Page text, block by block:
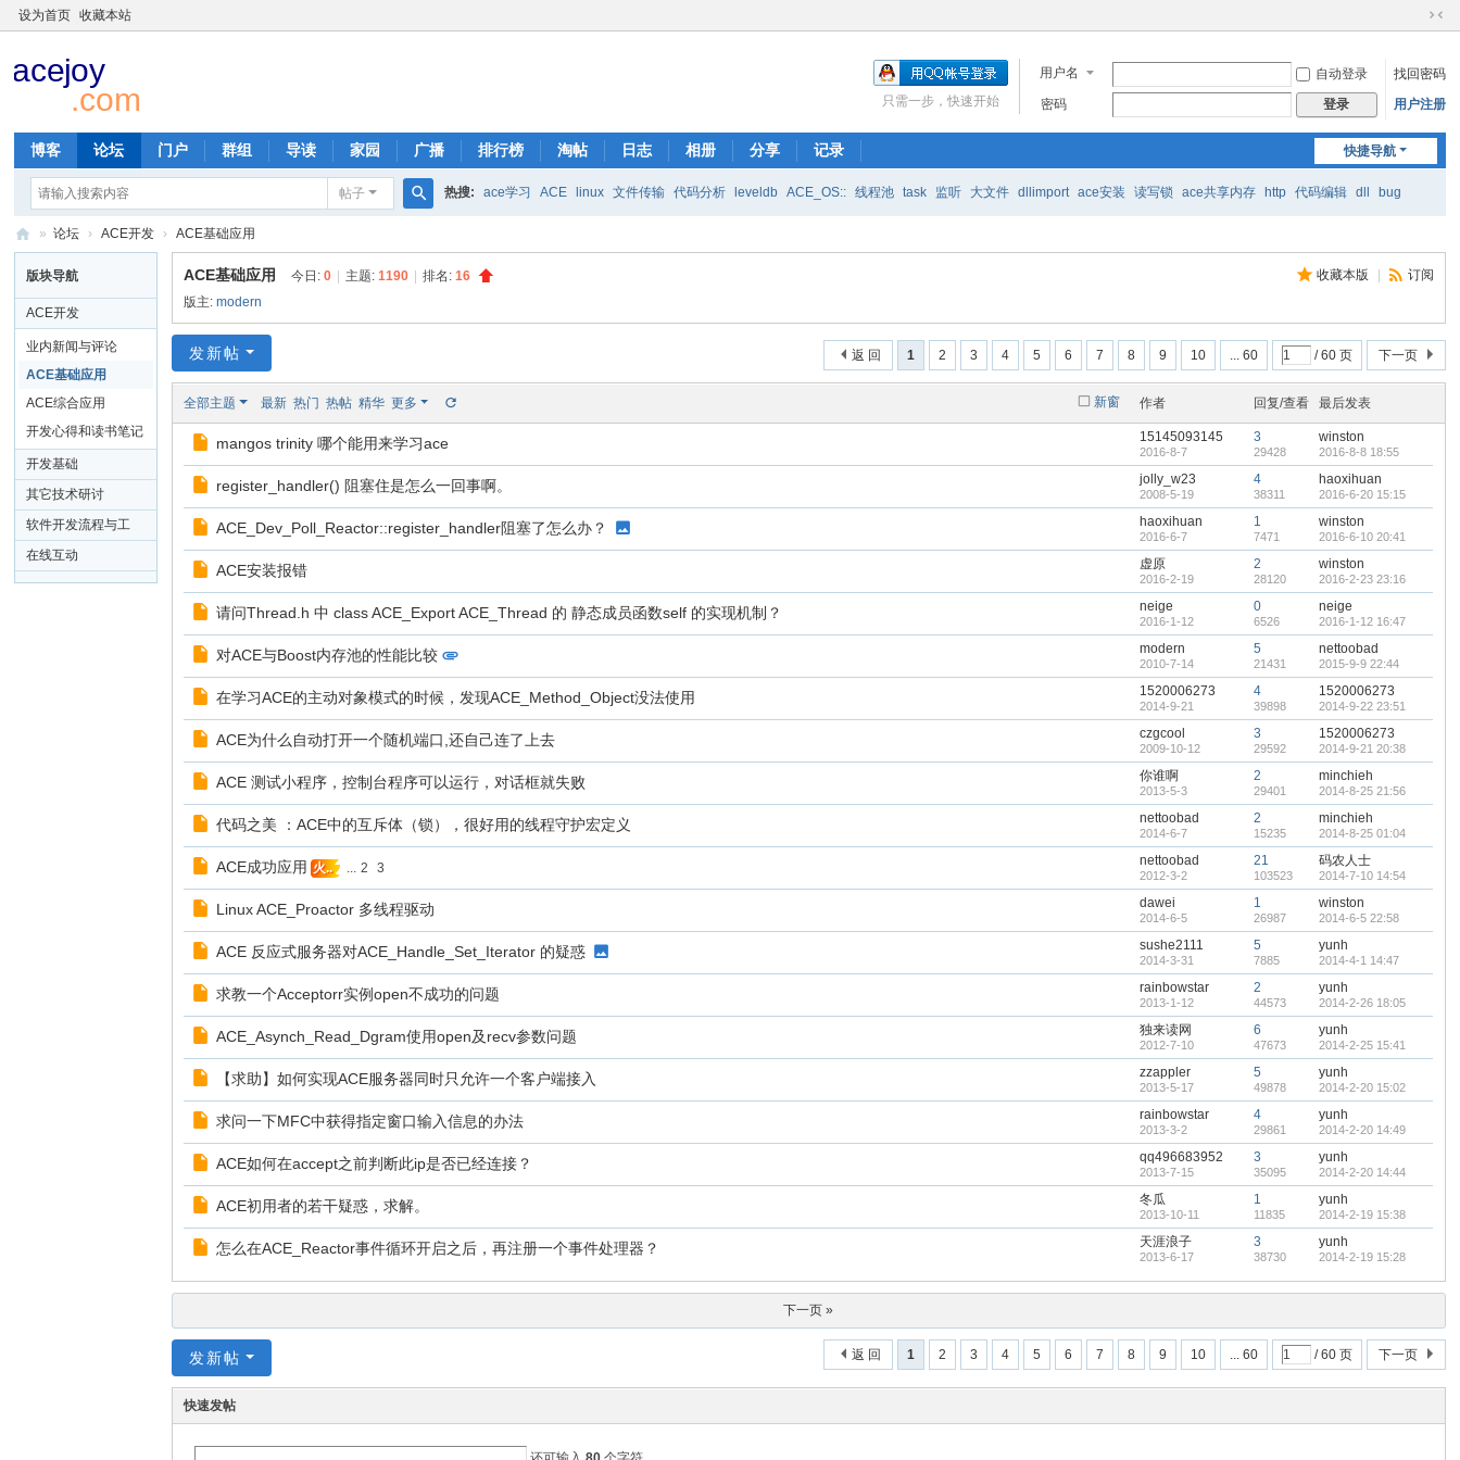
设为首页 收藏本站
切
到
窄
版
用户名 自动登录
找回密码
密码
登录 用户注册
只需一步，快速开始
快捷导航
博客 论坛 门户 群组 导读 家园 广播 排行榜 淘帖 日志 相册 分享 记录
帖子
索
热搜: ace学习 ACE linux 文件传输 代码分析 leveldb ACE_OS:: 线程池 task 监听 大文件 dllimport ace安装 读写锁 ace共享内存 http 代码编辑 dll bug
C
E
el
op
er
» 论坛 › ACE开发 › ACE基础应用
版块导航
ACE开发
业内新闻与评论
ACE基础应用
ACE综合应用
开发心得和读书笔记
开发基础
其它技术研讨
软件开发流程与工
具
在线互动
收藏本版 订阅
ACE基础应用 今日:0 主题:1190 排名:16
版主:modern
1 2 3 4 5 6 7 8 9 10 ... 60 / 60 页 下一页
返 回
发新帖
新窗
全部主题 最新 热门 热帖 精华 更多 作者 回复/查看 最后发表
mangos trinity 哪个能用来学习ace 15145093145
2016-8-7
3
29428
winston
2016-8-8 18:55
register_handler() 阻塞住是怎么一回事啊。 jolly_w23
2008-5-19
4
38311
haoxihuan
2016-6-20 15:15
ACE_Dev_Poll_Reactor::register_handler阻塞了怎么办？ haoxihuan
2016-6-7
1
7471
winston
2016-6-10 20:41
ACE安装报错 虚原
2016-2-19
2
28120
winston
2016-2-23 23:16
请问Thread.h 中 class ACE_Export ACE_Thread 的 静态成员函数self 的实现机制？ neige
2016-1-12
0
6526
neige
2016-1-12 16:47
对ACE与Boost内存池的性能比较 modern
2010-7-14
5
21431
nettoobad
2015-9-9 22:44
在学习ACE的主动对象模式的时候，发现ACE_Method_Object没法使用 1520006273
2014-9-21
4
39898
1520006273
2014-9-22 23:51
ACE为什么自动打开一个随机端口,还自己连了上去 czgcool
2009-10-12
3
29592
1520006273
2014-9-21 20:38
ACE 测试小程序，控制台程序可以运行，对话框就失败 你谁啊
2013-5-3
2
29401
minchieh
2014-8-25 21:56
代码之美 ：ACE中的互斥体（锁），很好用的线程守护宏定义 nettoobad
2014-6-7
2
15235
minchieh
2014-8-25 01:04
ACE成功应用 火.. ... 2 3 nettoobad
2012-3-2
21
103523
码农人士
2014-7-10 14:54
Linux ACE_Proactor 多线程驱动 dawei
2014-6-5
1
26987
winston
2014-6-5 22:58
ACE 反应式服务器对ACE_Handle_Set_Iterator 的疑惑 sushe2111
2014-3-31
5
7885
yunh
2014-4-1 14:47
求教一个Acceptorr实例open不成功的问题 rainbowstar
2013-1-12
2
44573
yunh
2014-2-26 18:05
ACE_Asynch_Read_Dgram使用open及recv参数问题 独来读网
2012-7-10
6
47673
yunh
2014-2-25 15:41
【求助】如何实现ACE服务器同时只允许一个客户端接入 zzappler
2013-5-17
5
49878
yunh
2014-2-20 15:02
求问一下MFC中获得指定窗口输入信息的办法 rainbowstar
2013-3-2
4
29861
yunh
2014-2-20 14:49
ACE如何在accept之前判断此ip是否已经连接？ qq496683952
2013-7-15
3
35095
yunh
2014-2-20 14:44
ACE初用者的若干疑惑，求解。 冬瓜
2013-10-11
1
11835
yunh
2014-2-19 15:38
怎么在ACE_Reactor事件循环开启之后，再注册一个事件处理器？ 天涯浪子
2013-6-17
3
38730
yunh
2014-2-19 15:28
下一页 »
1 2 3 4 5 6 7 8 9 10 ... 60 / 60 页 下一页
返 回
发新帖
快速发帖